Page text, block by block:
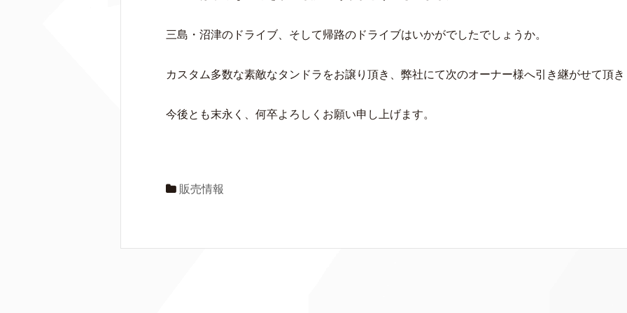
三島・沼津のドライブ、そして帰路のドライブはいかがでしたでしょうか。
カスタム多数な素敵なタンドラをお譲り頂き、弊社にて次のオーナー様へ引き継がせて頂
今後とも末永く、何卒よろしくお願い申し上げます。
販売情報